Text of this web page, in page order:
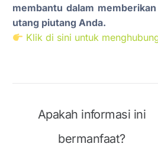
membantu dalam
utang piutang Anda.
Klik di sini untuk
Apakah informasi ini
bermanfaat?